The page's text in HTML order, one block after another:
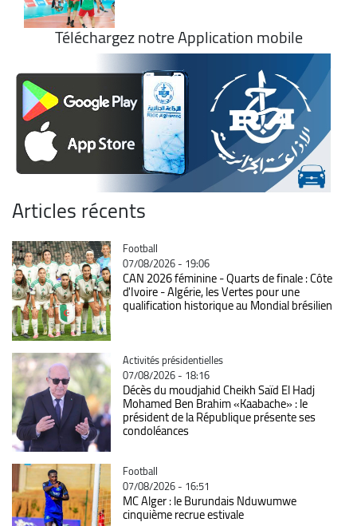
Téléchargez notre Application mobile
Articles récents
Catégorie
Football
07/08/2026 - 19:06
CAN 2026 féminine - Quarts de finale : Côte
d'Ivoire - Algérie, les Vertes pour une
qualification historique au Mondial brésilien
Catégorie
Activités présidentielles
07/08/2026 - 18:16
Décès du moudjahid Cheikh Saïd El Hadj
Mohamed Ben Brahim «Kaabache» : le
président de la République présente ses
condoléances
Catégorie
Football
07/08/2026 - 16:51
MC Alger : le Burundais Nduwumwe
cinquième recrue estivale